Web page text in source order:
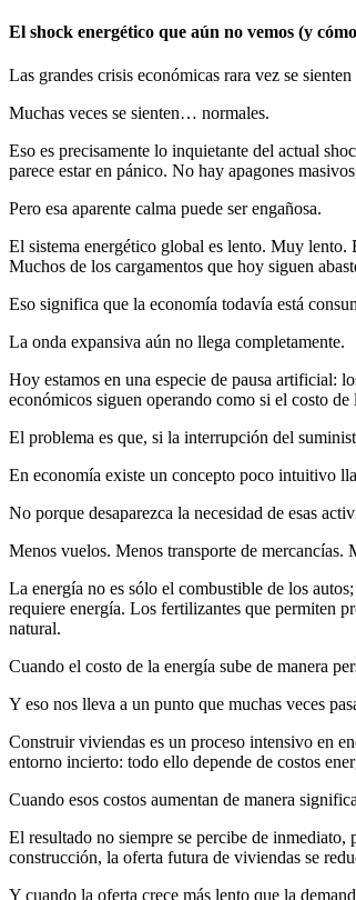
El shock energético que aún no vemos (y
Las grandes crisis económicas rara vez se
Muchas veces se sienten… normales.
Eso es precisamente lo inquietante del actual
parece estar en pánico. No hay apagones
Pero esa aparente calma puede ser engañosa.
El sistema energético global es lento. Muy lento.
Muchos de los cargamentos que hoy siguen
Eso significa que la economía todavía está
La onda expansiva aún no llega completamente.
Hoy estamos en una especie de pausa artificial:
económicos siguen operando como si el costo
El problema es que, si la interrupción del
En economía existe un concepto poco intuitivo
No porque desaparezca la necesidad de esas
Menos vuelos. Menos transporte de
La energía no es sólo el combustible de los
requiere energía. Los fertilizantes que permiten
natural.
Cuando el costo de la energía sube de manera
Y eso nos lleva a un punto que muchas veces
Construir viviendas es un proceso intensivo en
entorno incierto: todo ello depende de costos
Cuando esos costos aumentan de manera
El resultado no siempre se percibe de
construcción, la oferta futura de viviendas se
Y cuando la oferta crece más lento que la